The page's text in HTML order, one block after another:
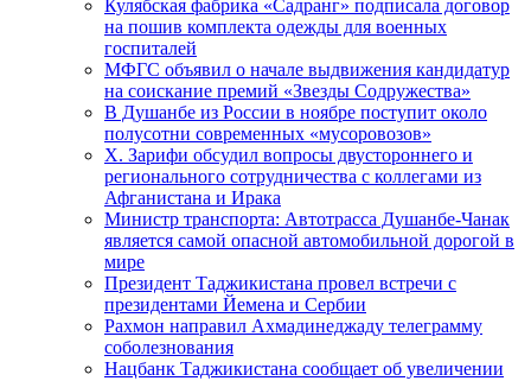
Кулябская фабрика «Садранг» подписала договор
на пошив комплекта одежды для военных
госпиталей
МФГС объявил о начале выдвижения кандидатур
на соискание премий «Звезды Содружества»
В Душанбе из России в ноябре поступит около
полусотни современных «мусоровозов»
Х. Зарифи обсудил вопросы двустороннего и
регионального сотрудничества с коллегами из
Афганистана и Ирака
Министр транспорта: Автотрасса Душанбе-Чанак
является самой опасной автомобильной дорогой в
мире
Президент Таджикистана провел встречи с
президентами Йемена и Сербии
Рахмон направил Ахмадинеджаду телеграмму
соболезнования
Нацбанк Таджикистана сообщает об увеличении